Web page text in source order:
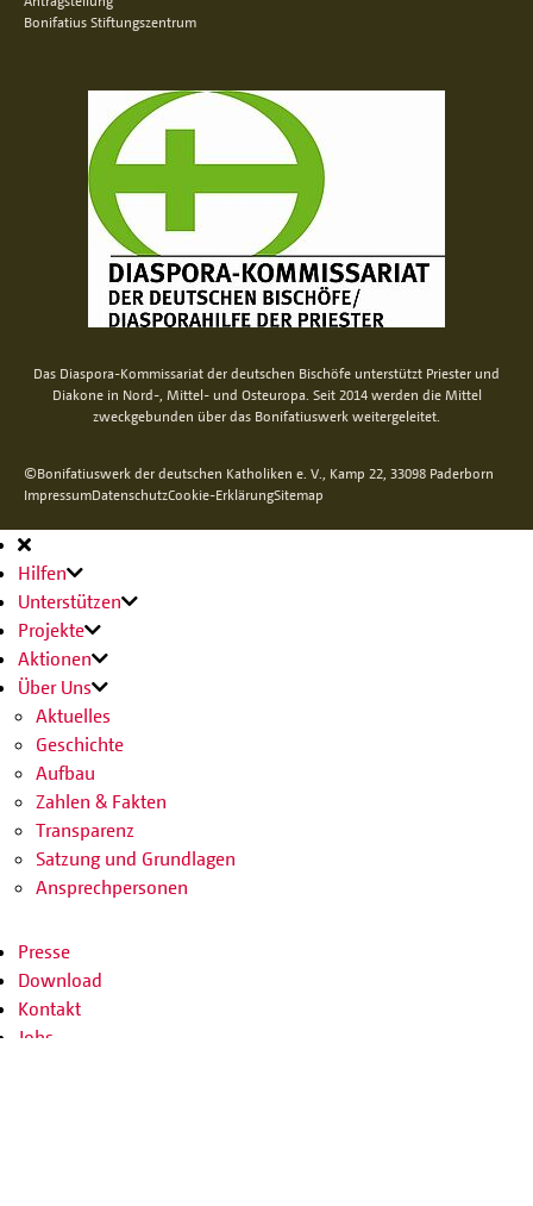
Bonifatius Stiftungszentrum
Das Diaspora-Kommissariat der deutschen Bischöfe unterstützt Priester und
Diakone in Nord-, Mittel- und Osteuropa. Seit 2014 werden die Mittel
zweckgebunden über das Bonifatiuswerk weitergeleitet.
©Bonifatiuswerk der deutschen Katholiken e. V., Kamp 22, 33098 Paderborn
ImpressumDatenschutzCookie-ErklärungSitemap
Hauptnavigation
Hilfen
Unterstützen
Projekte
Aktionen
Über Uns
Aktuelles
Geschichte
Aufbau
Zahlen & Fakten
Transparenz
Satzung und Grundlagen
Ansprechpersonen
Presse
Download
Kontakt
Jobs